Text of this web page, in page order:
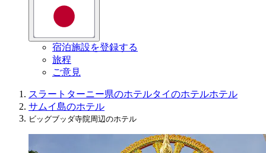
宿泊施設を登録する
旅程
ご意見
スラートターニー県のホテルタイのホテルホテル
サムイ島のホテル
ビッグブッダ寺院周辺のホテル